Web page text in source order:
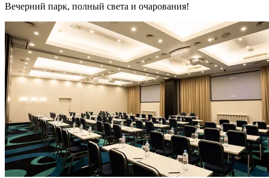
Вечерний парк, полный света и очарования!